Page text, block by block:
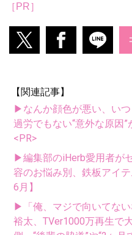
［PR］
【関連記事】
▶なんか顔色が悪い、いつ
過労でもない“意外な原因
<PR>
▶編集部のiHerb愛用者が
容のお悩み別、鉄板アイ
6月】
▶「俺、マジで向いてな
裕太、TVer1000万再生で